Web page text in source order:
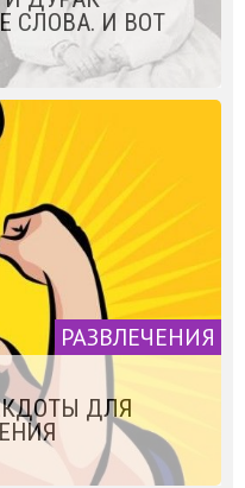
СЛОВА. И ВОТ
РАЗВЛЕЧЕНИЯ
ДЛЯ